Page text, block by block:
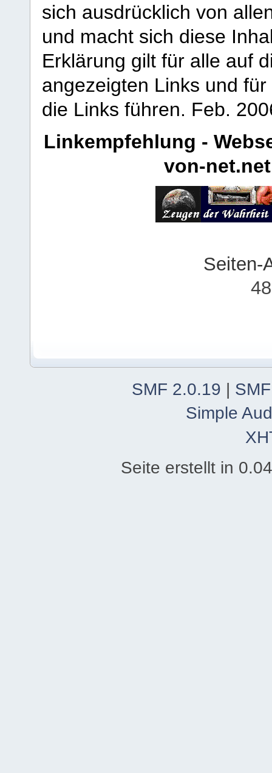
sich ausdrücklich von
und macht sich diese
Erklärung gilt für alle auf
angezeigten Links und
die Links führen. Feb.
Linkempfehlung -
von-net.net
Seiten-
SMF 2.0.19 |
Simple
Seite erstellt in